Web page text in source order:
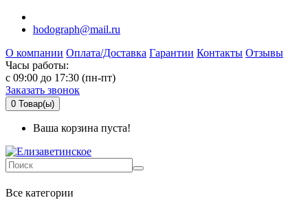
hodograph@mail.ru
О компании Оплата/Доставка Гарантии Контакты Отзывы
Часы работы:
c 09:00 до 17:30 (пн-пт)
Заказать звонок
0 Товар(ы)
Ваша корзина пуста!
Все категории